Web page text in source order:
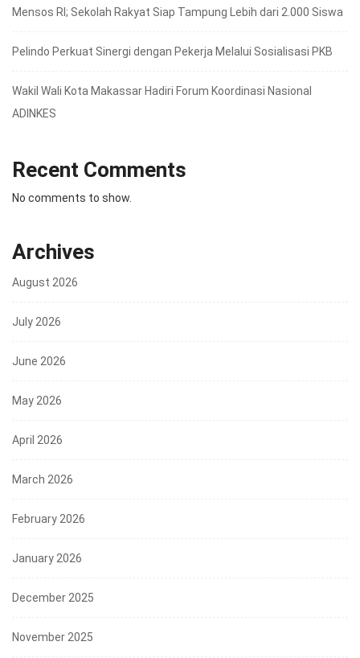
Mensos RI; Sekolah Rakyat Siap Tampung Lebih dari 2.000 Siswa
Pelindo Perkuat Sinergi dengan Pekerja Melalui Sosialisasi PKB
Wakil Wali Kota Makassar Hadiri Forum Koordinasi Nasional
ADINKES
Recent Comments
No comments to show.
Archives
August 2026
July 2026
June 2026
May 2026
April 2026
March 2026
February 2026
January 2026
December 2025
November 2025